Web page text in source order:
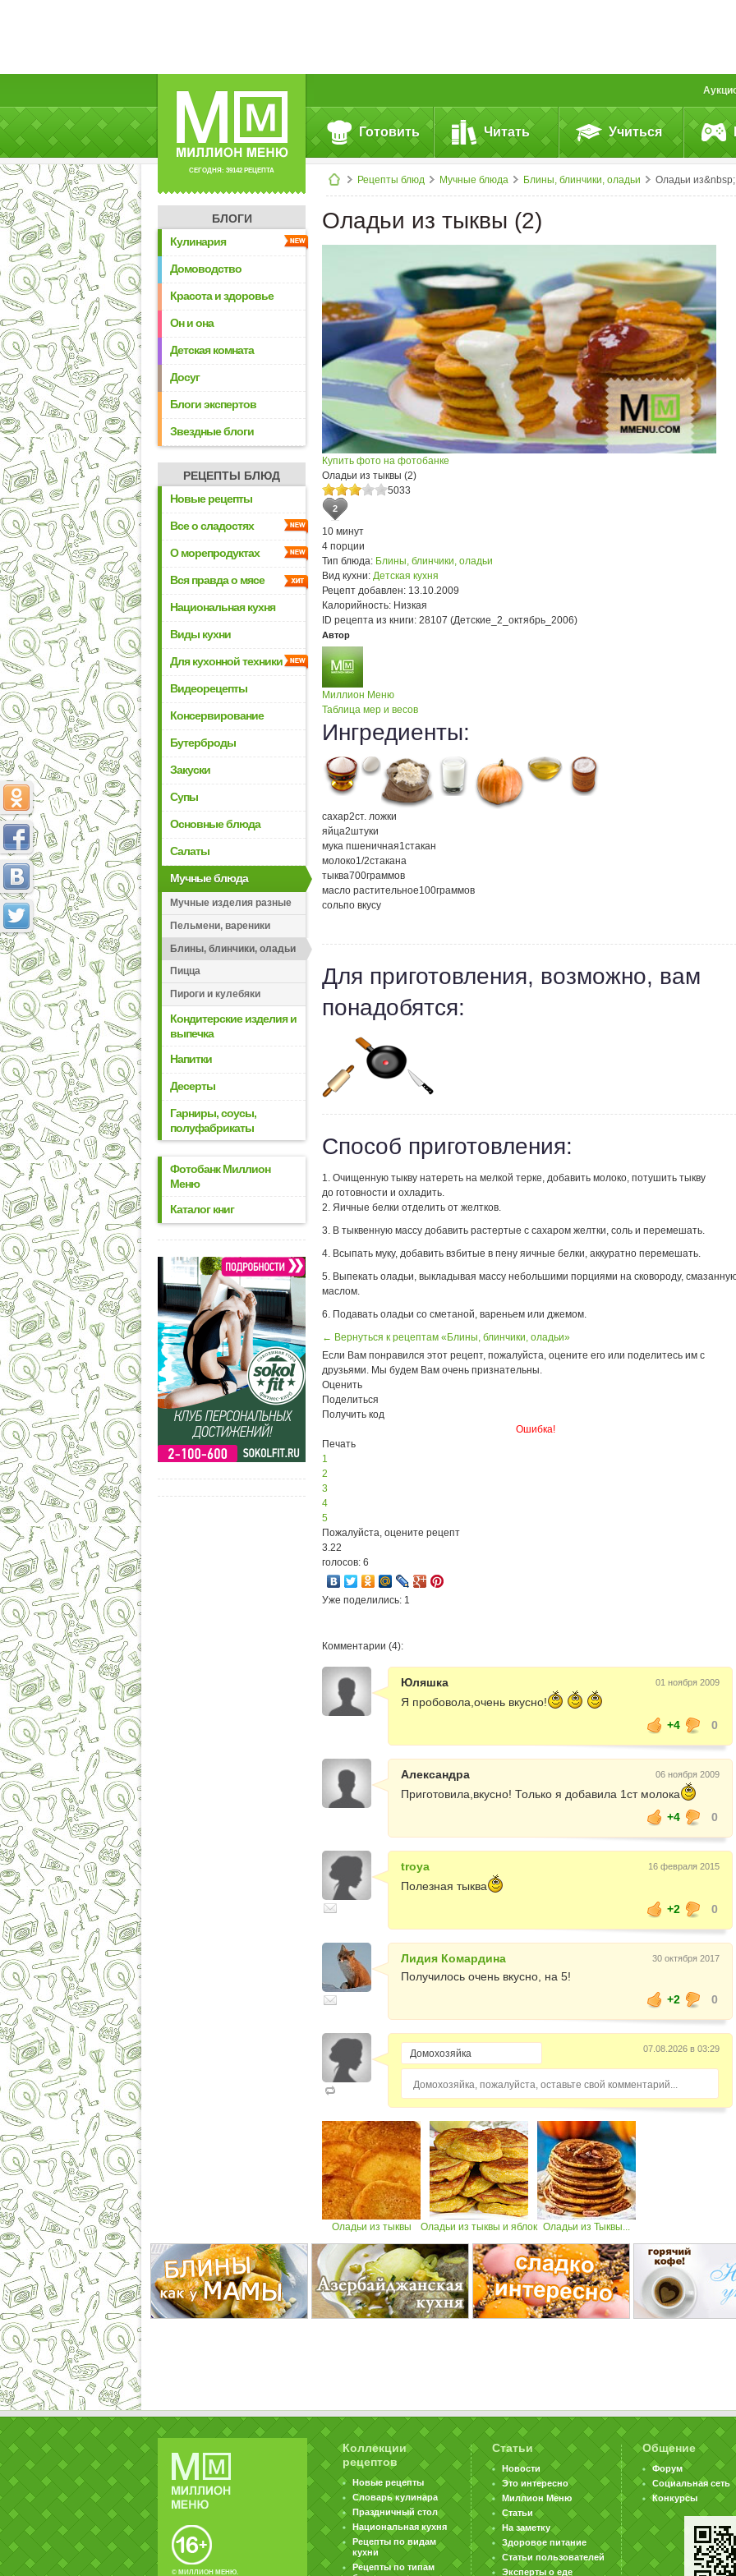
СЕГОДНЯ: 39142 РЕЦЕПТА
Готовить Читать Учиться
Рецепты блюд Мучные блюда Блины, блинчики, оладьи Оладьи из&nbsp;тыквы (2)
БЛОГИ
Кулинария
Домоводство
Красота и здоровье
Он и она
Детская комната
Досуг
Блоги экспертов
Звездные блоги
РЕЦЕПТЫ БЛЮД
Новые рецепты
Все о сладостях
О морепродуктах
Вся правда о мясе
Национальная кухня
Виды кухни
Для кухонной техники
Видеорецепты
Консервирование
Бутерброды
Закуски
Супы
Основные блюда
Салаты
Мучные блюда
Мучные изделия разные
Пельмени, вареники
Блины, блинчики, оладьи
Пицца
Пироги и кулебяки
Кондитерские изделия и
выпечка
Напитки
Десерты
Гарниры, соусы,
полуфабрикаты
Фотобанк Миллион
Меню
Каталог книг
Оладьи из тыквы (2)
Купить фото на фотобанке
Оладьи из тыквы (2)
5033
2
10 минут
4 порции
Тип блюда: Блины, блинчики, оладьи
Вид кухни: Детская кухня
Рецепт добавлен: 13.10.2009
Калорийность: Низкая
ID рецепта из книги: 28107 (Детские_2_октябрь_2006)
Автор
Миллион Меню
Таблица мер и весов
Ингредиенты:
сахар2ст. ложки
яйца2штуки
мука пшеничная1стакан
молоко1/2стакана
тыква700граммов
масло растительное100граммов
сольпо вкусу
Для приготовления, возможно, вам
понадобятся:
Способ приготовления:
1. Очищенную тыкву натереть на мелкой терке, добавить молоко, потушить тыкву
до готовности и охладить.
2. Яичные белки отделить от желтков.
3. В тыквенную массу добавить растертые с сахаром желтки, соль и перемешать.
4. Всыпать муку, добавить взбитые в пену яичные белки, аккуратно перемешать.
5. Выпекать оладьи, выкладывая массу небольшими порциями на сковороду,
маслом.
6. Подавать оладьи со сметаной, вареньем или джемом.
← Вернуться к рецептам «Блины, блинчики, оладьи»
Если Вам понравился этот рецепт, пожалуйста, оцените его или поделитесь им с
друзьями. Мы будем Вам очень признательны.
Оценить
Поделиться
Получить код
Ошибка!
Печать
1
2
3
4
5
Пожалуйста, оцените рецепт
3.22
голосов: 6
Уже поделились: 1
Комментарии (4):
Юляшка 01 ноября 2009
Я пробовола,очень вкусно!
+4
0
Александра 06 ноября 2009
Приготовила,вкусно! Только я добавила 1ст молока
+4
0
troya 16 февраля 2015
Полезная тыква
+2
0
Лидия Комардина 30 октября 2017
Получилось очень вкусно, на 5!
+2
0
07.08.2026 в 03:29
Домохозяйка, пожалуйста, оставьте свой комментарий...
Оладьи из тыквы Оладьи из тыквы и яблок Оладьи из Тыквы...
© МИЛЛИОН МЕНЮ.
Коллекции
рецептов
Новые рецепты
Словарь кулинара
Праздничный стол
Национальная кухня
Рецепты по видам
кухни
Рецепты по типам
Статьи
Новости
Это интересно
Миллион Меню
Статьи
На заметку
Здоровое питание
Статьи пользователей
Эксперты о еде
Общение
Форум
Социальная сеть
Конкурсы